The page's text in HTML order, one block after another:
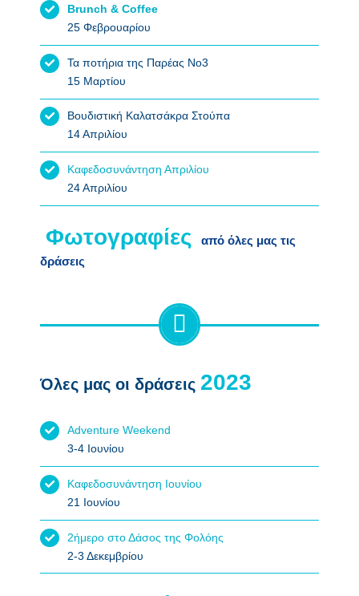
Brunch & Coffee
25 Φεβρουαρίου
Τα ποτήρια της Παρέας Νο3
15 Μαρτίου
Βουδιστική Καλατσάκρα Στούπα
14 Απριλίου
Καφεδοσυνάντηση Απριλίου
24 Απριλίου
από όλες μας τις
δράσεις
Όλες μας οι δράσεις
Adventure Weekend
3-4 Ιουνίου
Καφεδοσυνάντηση Ιουνίου
21 Ιουνίου
2ήμερο στο Δάσος της Φολόης
2-3 Δεκεμβρίου